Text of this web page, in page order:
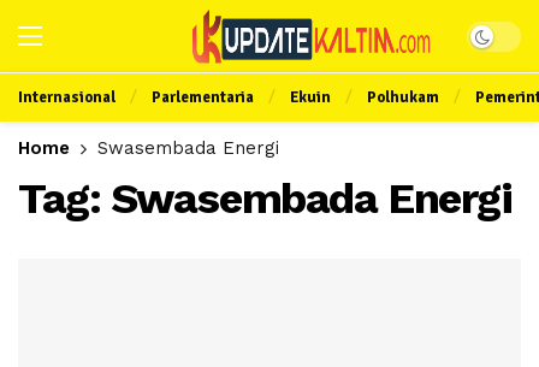
Internasional Parlementaria Ekuin Polhukam
Home Swasembada Energi
Tag: Swasembada Energi